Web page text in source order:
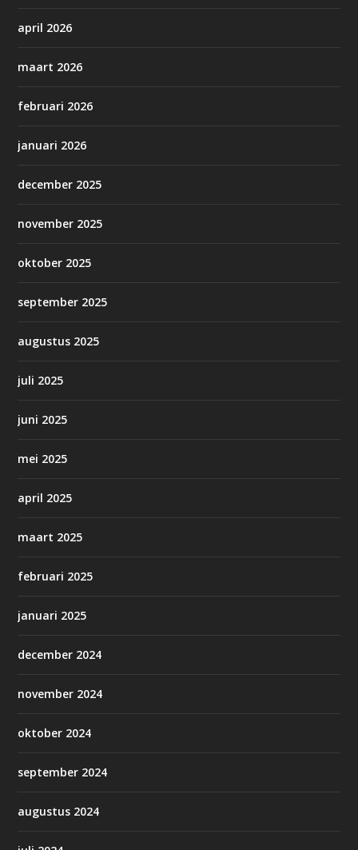
april 2026
maart 2026
februari 2026
januari 2026
december 2025
november 2025
oktober 2025
september 2025
augustus 2025
juli 2025
juni 2025
mei 2025
april 2025
maart 2025
februari 2025
januari 2025
december 2024
november 2024
oktober 2024
september 2024
augustus 2024